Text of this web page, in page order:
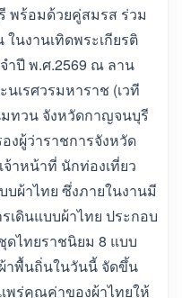
พร้อมด้วยคู่สมรส ร่วม
นงานเทิดพระเกียรติ
ำปี พ.ศ.2569 ณ ลาน
เรศวรมหาราช (เวที
ทวน จังหวัดกาญจนบุรี
งผู้ว่าราชการจังหวัด
าหน้าที่ นักท่องเที่ยว
ผ้าไทย ซึ่งภายในงานมี
ดินแบบผ้าไทย ประกอบ
ไทยราชนิยม 8 แบบ
าพื้นถิ่นในวันนี้ จัดขึ้น
พร่คุณค่าของผ้าไทยให้